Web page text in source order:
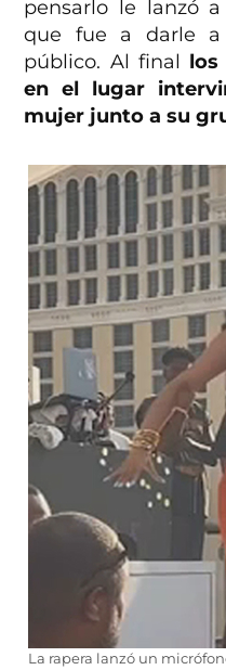
pensarlo le lanzó
que fue a darle a
público. Al final los
en el lugar
mujer junto a su
La rapera lanzó un